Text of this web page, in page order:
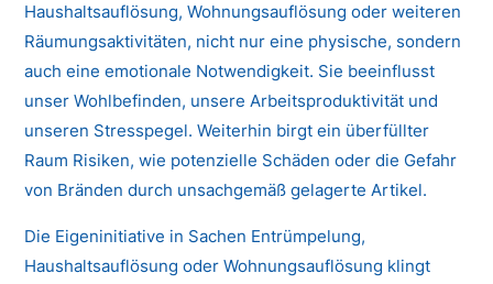
Haushaltsauflösung, Wohnungsauflösung oder weiteren
Räumungsaktivitäten, nicht nur eine physische, sondern
auch eine emotionale Notwendigkeit. Sie beeinflusst
unser Wohlbefinden, unsere Arbeitsproduktivität und
unseren Stresspegel. Weiterhin birgt ein überfüllter
Raum Risiken, wie potenzielle Schäden oder die Gefahr
von Bränden durch unsachgemäß gelagerte Artikel.
Die Eigeninitiative in Sachen Entrümpelung,
Haushaltsauflösung oder Wohnungsauflösung klingt